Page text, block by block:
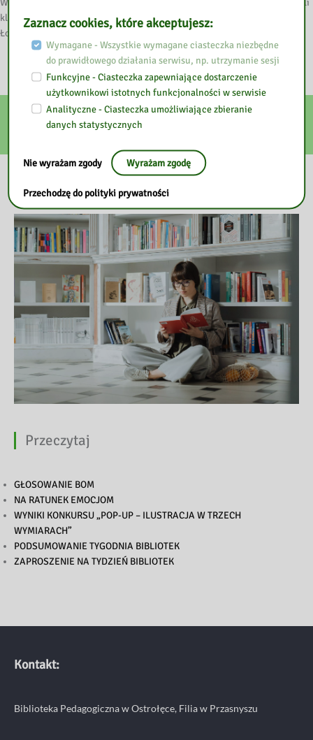
Wybrane obszary edukacji matematycznej dzieci : poradnik dla nauczycieli
klas I-III / Agnieszka Nowak-Łojewska, (oprac. graficzne zadań Joanna
Łojewska). – Warszawa : Ośrodek Rozwoju Edukacji, [2015?].
E-usługi
Nasza biblioteka
Przeczytaj
GŁOSOWANIE BOM
NA RATUNEK EMOCJOM
WYNIKI KONKURSU „POP-UP – ILUSTRACJA W TRZECH
WYMIARACH”
PODSUMOWANIE TYGODNIA BIBLIOTEK
ZAPROSZENIE NA TYDZIEŃ BIBLIOTEK
Kontakt:
Biblioteka Pedagogiczna w Ostrołęce, Filia w Przasnyszu
Zaznacz cookies, które akceptujesz:
Wymagane - Wszystkie wymagane ciasteczka niezbędne
do prawidłowego działania serwisu, np. utrzymanie sesji
Funkcyjne - Ciasteczka zapewniające dostarczenie
użytkownikowi istotnych funkcjonalności w serwisie
Analityczne - Ciasteczka umożliwiające zbieranie
danych statystycznych
Nie wyrażam zgody Wyrażam zgodę
Przechodzę do polityki prywatności